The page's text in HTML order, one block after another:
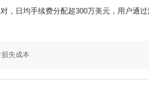
，日均手续费分配超300万美元，用户通
失成本